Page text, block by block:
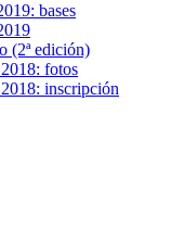
bases
(2ª edición)
fotos
inscripción